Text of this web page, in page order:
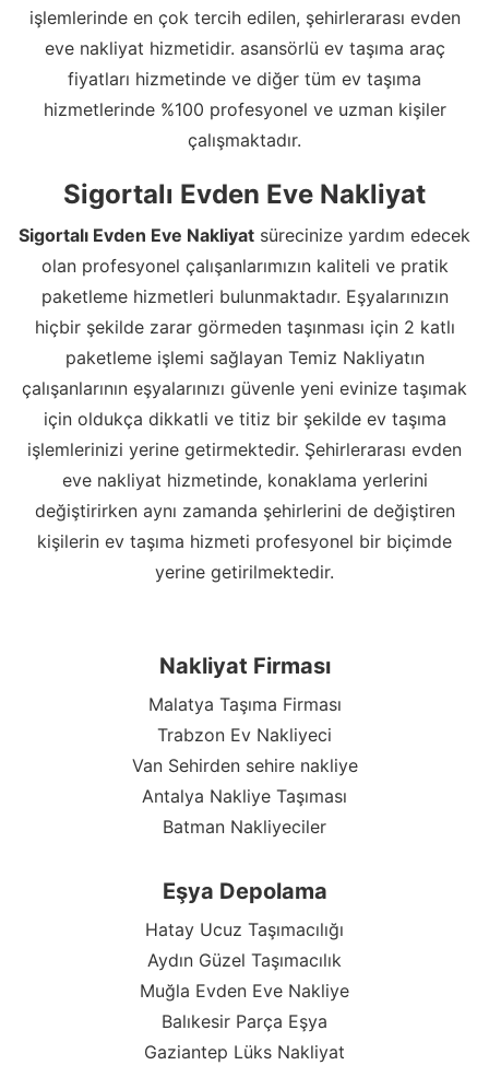
işlemlerinde en çok tercih edilen, şehirlerarası evden
eve nakliyat hizmetidir. asansörlü ev taşıma araç
fiyatları hizmetinde ve diğer tüm ev taşıma
hizmetlerinde %100 profesyonel ve uzman kişiler
çalışmaktadır.
Sigortalı Evden Eve Nakliyat
Sigortalı Evden Eve Nakliyat sürecinize yardım edecek
olan profesyonel çalışanlarımızın kaliteli ve pratik
paketleme hizmetleri bulunmaktadır. Eşyalarınızın
hiçbir şekilde zarar görmeden taşınması için 2 katlı
paketleme işlemi sağlayan Temiz Nakliyatın
çalışanlarının eşyalarınızı güvenle yeni evinize taşımak
için oldukça dikkatli ve titiz bir şekilde ev taşıma
işlemlerinizi yerine getirmektedir. Şehirlerarası evden
eve nakliyat hizmetinde, konaklama yerlerini
değiştirirken aynı zamanda şehirlerini de değiştiren
kişilerin ev taşıma hizmeti profesyonel bir biçimde
yerine getirilmektedir.
Nakliyat Firması
Malatya Taşıma Firması
Trabzon Ev Nakliyeci
Van Sehirden sehire nakliye
Antalya Nakliye Taşıması
Batman Nakliyeciler
Eşya Depolama
Hatay Ucuz Taşımacılığı
Aydın Güzel Taşımacılık
Muğla Evden Eve Nakliye
Balıkesir Parça Eşya
Gaziantep Lüks Nakliyat